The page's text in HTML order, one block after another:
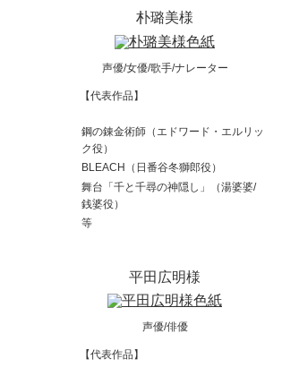
朴璐美様
声優/女優/歌手/ナレーター
【代表作品】
鋼の錬金術師（エドワード・エルリッ
ク役）
BLEACH（日番谷冬獅郎役）
舞台「千と千尋の神隠し」（湯婆婆/
銭婆役）
等
平田広明様
声優/俳優
【代表作品】